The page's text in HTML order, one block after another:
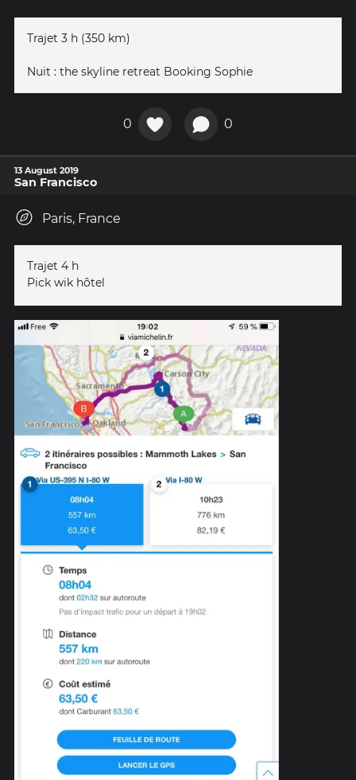
Trajet 3 h (350 km)
Nuit : the skyline retreat Booking Sophie
0 0
13 August 2019
San Francisco
Paris, France
Trajet 4 h
Pick wik hôtel